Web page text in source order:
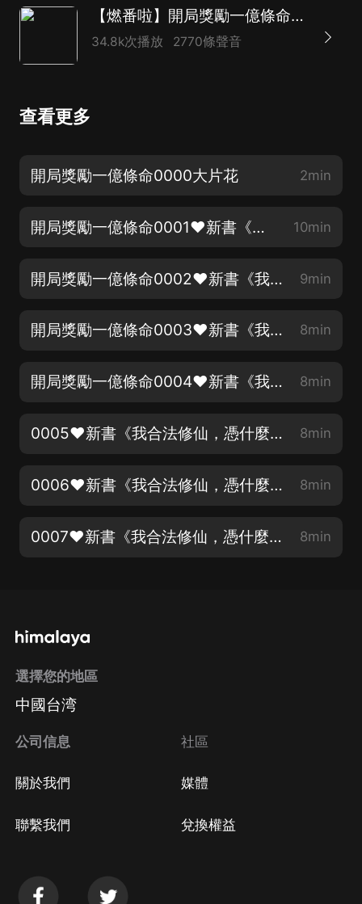
【燃番啦】開局獎勵一億條命丨熱血玄幻爆笑丨多人有聲劇
34.8k次播放 2770條聲音
查看更多
開局獎勵一億條命0000大片花 2min
開局獎勵一億條命0001❤新書《我合法修仙，憑什麼叫我魔頭》爆笑反套路，送紅包，來❤ 10min
開局獎勵一億條命0002❤新書《我合法修仙，憑什麼叫我魔頭》爆笑反套路，送紅包，來❤ 9min
開局獎勵一億條命0003❤新書《我合法修仙，憑什麼叫我魔頭》爆笑反套路，送紅包，來❤ 8min
開局獎勵一億條命0004❤新書《我合法修仙，憑什麼叫我魔頭》爆笑反套路，送紅包，來❤ 8min
0005❤新書《我合法修仙，憑什麼叫我魔頭》爆笑反套路，送紅包，來❤ 8min
0006❤新書《我合法修仙，憑什麼叫我魔頭》爆笑反套路，送紅包，來❤ 8min
0007❤新書《我合法修仙，憑什麼叫我魔頭》爆笑反套路，送紅包，來❤ 8min
選擇您的地區
中國台湾
公司信息
關於我們
聯繫我們
社區
媒體
兌換權益